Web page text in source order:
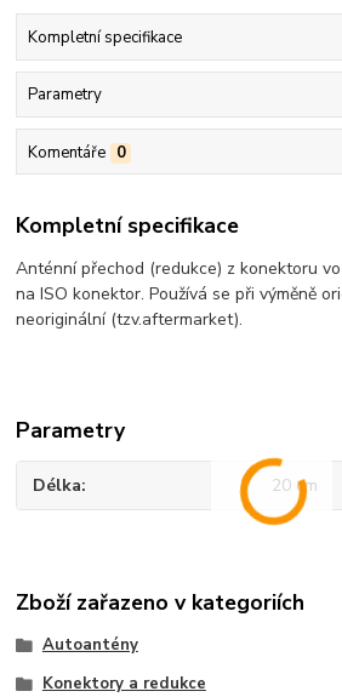
Kompletní specifikace
Parametry
Komentáře 0
Kompletní specifikace
Anténní přechod (redukce) z konektoru
na ISO konektor. Používá se při výměně
neoriginální (tzv.aftermarket).
Parametry
Délka 20 cm
Zboží zařazeno v kategoriích
Autoantény
Konektory a redukce